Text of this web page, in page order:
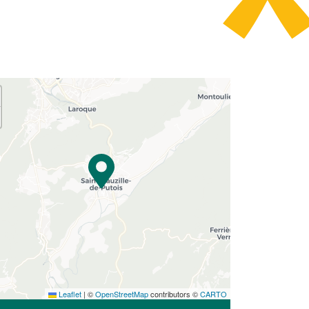
Leaflet | ©OpenStreetMapcontributors ©CARTO